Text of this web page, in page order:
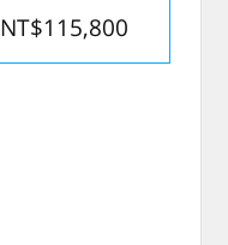
NT$115,800